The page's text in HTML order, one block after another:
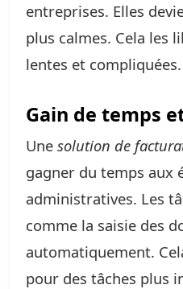
entreprises. Elles
plus calmes. Cela les
lentes et compliquées.
Gain de temps
Une solution de
gagner du temps aux
administratives. Les
comme la saisie des
automatiquement.
pour des tâches plus